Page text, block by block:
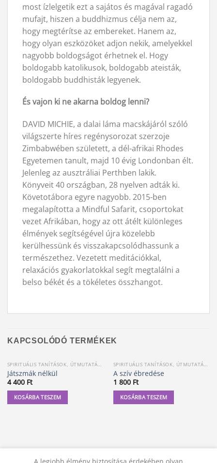
most ízlelgetik ezt a sajátos és magával ragadó
mufajt, hiszen a buddhizmus célja nem az,
hogy megtérítse az embereket. Hanem az,
hogy olyan eszközöket adjon nekik, amelyekkel
nagyobb boldogságot érhetnek el. Hogy
boldogabb katolikusok, boldogabb ateisták,
boldogabb buddhisták legyenek.
És vajon ki ne akarna boldog lenni?
DAVID MICHIE, a dalai láma macskájáról szóló
világszerte híres regénysorozat szerzoje
Zimbabwében született, a dél-afrikai Rhodes
Egyetemen tanult, majd 10 évig Londonban élt.
Jelenleg az ausztráliai Perthben lakik.
Könyveit 40 országban, 28 nyelven adták ki.
Követotábora egyre nagyobb. 2015-ben
megalapította a Mindful Safarit, csoportokat
vezet Afrikában, hogy az ott átélt különleges
élmények segítségével újra közelebb
kerülhessünk és visszakapcsolódhassunk a
természethez. Vezetett meditációkkal,
relaxációs gyakorlatokkal segít megtalálni a
belso békét és a tökéletes összhangot.
KAPCSOLÓDÓ TERMÉKEK
SPIRITUÁLIS TANÍTÁSOK, ÚTMUTATÁSOK
Játszmák nélkül
4 400 Ft
KOSÁRBA TESZEM
SPIRITUÁLIS TANÍTÁSOK, ÚTMUTATÁSOK
A szív ébredése
1 800 Ft
KOSÁRBA TESZEM